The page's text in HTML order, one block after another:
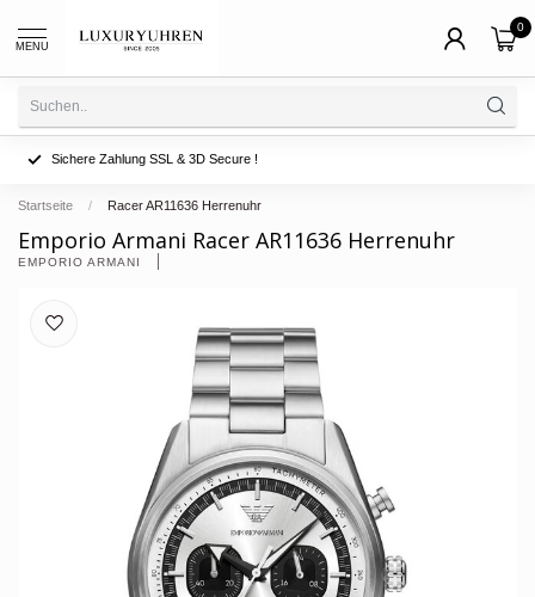
MENU
0
Sichere Zahlung SSL & 3D Secure !
Startseite / Racer AR11636 Herrenuhr
Emporio Armani Racer AR11636 Herrenuhr
EMPORIO ARMANI